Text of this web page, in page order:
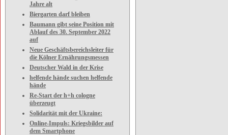
Jahre alt
Biergarten darf bleiben
Baumann gibt seine Position mit
Ablauf des 30. September 2022
auf
Neue Geschäftsbereichsleiter für
die Kölner Ernährungsmessen
Deutscher Wald in der Krise
helfende hände suchen helfende
hände
Re-Start der h+h cologne
überzeugt
Solidarität mit der Ukraine:
Online-Impuls: Kriegsbilder auf
dem Smartphone